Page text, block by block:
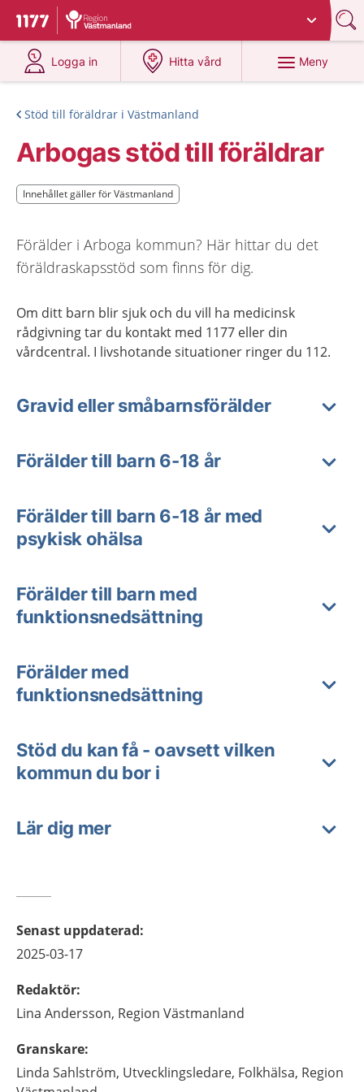
Till startsidan för 1177
Du har valt region
Logga in
på 1177.se
Hitta vård
på 1177.se
Meny
Stöd till föräldrar i Västmanland
Arbogas stöd till föräldrar
Innehållet gäller för Västmanland
Innehållet gäller för Västmanland
Förälder i Arboga kommun? Här hittar du det
föräldraskapsstöd som finns för dig.
Om ditt barn blir sjuk och du vill ha medicinsk
rådgivning tar du kontakt med 1177 eller din
vårdcentral. I livshotande situationer ringer du 112.
Gravid eller småbarnsförälder
Förälder till barn 6-18 år
Förälder till barn 6-18 år med
psykisk ohälsa
Förälder till barn med
funktionsnedsättning
Förälder med
funktionsnedsättning
Stöd du kan få - oavsett vilken
kommun du bor i
Lär dig mer
Senast uppdaterad:
2025-03-17
Redaktör:
Lina Andersson, Region Västmanland
Granskare:
Linda Sahlström, Utvecklingsledare, Folkhälsa, Region